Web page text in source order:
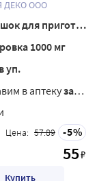
и
флакон 1 шт.
ДЕКО ООО
раствора для внутривенного и внутримышечного введения
1000 мг
уп.
в аптекузавтра
Цена: 57.89 5
55₽
Купить